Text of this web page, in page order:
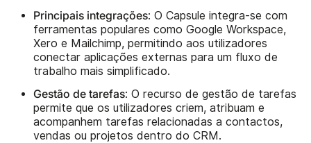
Principais integrações: O Capsule integra-se com
ferramentas populares como Google Workspace,
Xero e Mailchimp, permitindo aos utilizadores
conectar aplicações externas para um fluxo de
trabalho mais simplificado.
Gestão de tarefas: O recurso de gestão de tarefas
permite que os utilizadores criem, atribuam e
acompanhem tarefas relacionadas a contactos,
vendas ou projetos dentro do CRM.